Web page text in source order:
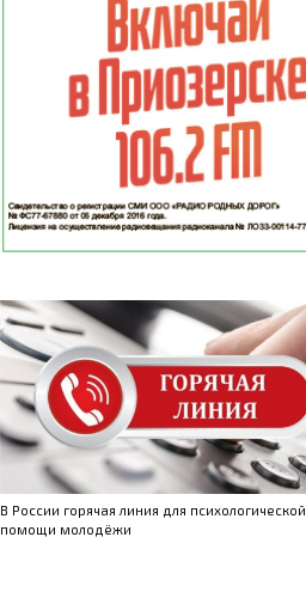
В России горячая линия для психологической
помощи молодёжи